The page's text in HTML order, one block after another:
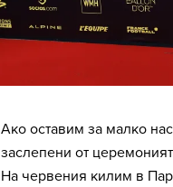
Ако оставим за малко
заслепени от
На червения килим в